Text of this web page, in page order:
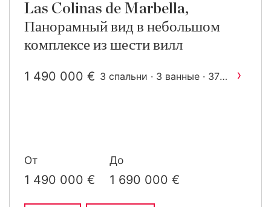
Las Colinas de Marbella,
Панорамный вид в небольшом
комплексе из шести вилл
1 490 000 € 3 спальни · 3 ванные · 372
›
От
1 490 000 €
До
1 690 000 €